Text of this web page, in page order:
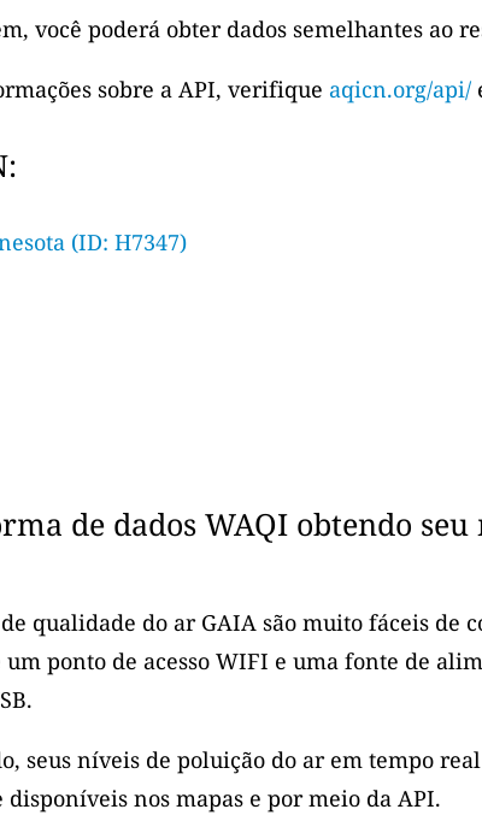
você poderá obter dados semelhantes ao
sobre a API, verifique aqicn.org/api/
(ID: H7347)
de dados WAQI obtendo
qualidade do ar GAIA são muito fáceis de
um ponto de acesso WIFI e uma fonte de
seus níveis de poluição do ar em tempo
nos mapas e por meio da API.